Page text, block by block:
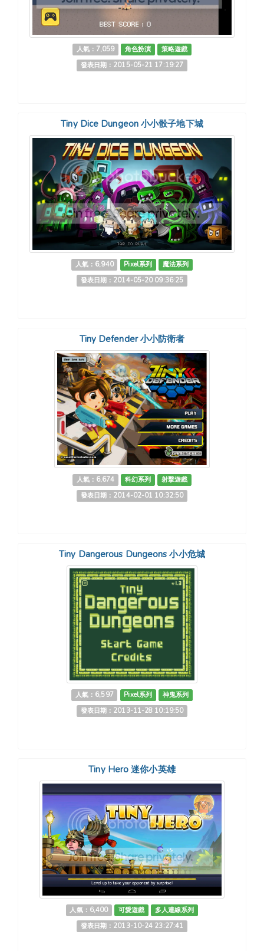
人氣：7,059 角色扮演
策略遊戲
發表日期：2015-05-21 17:19:27
Tiny Dice Dungeon 小小骰子地下城
人氣：6,940 Pixel系列
魔法系列
發表日期：2014-05-20 09:36:25
Tiny Defender 小小防衛者
人氣：6,674 科幻系列
射擊遊戲
發表日期：2014-02-01 10:32:50
Tiny Dangerous Dungeons 小小危城
人氣：6,597 Pixel系列
神鬼系列
發表日期：2013-11-28 10:19:50
Tiny Hero 迷你小英雄
人氣：6,400 可愛遊戲
多人連線系列
發表日期：2013-10-24 23:27:41